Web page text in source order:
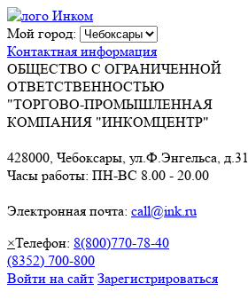
Мой город:
Контактная информация
ОБЩЕСТВО С ОГРАНИЧЕННОЙ
ОТВЕТСТВЕННОСТЬЮ
"ТОРГОВО-ПРОМЫШЛЕННАЯ
КОМПАНИЯ "ИНКОМЦЕНТР"
428000, Чебоксары, ул.Ф.Энгельса, д.31
Часы работы: ПН-ВС 8.00 - 20.00
Электронная почта: call@ink.ru
×Телефон: 8(800)770-78-40
(8352) 700-800
Войти на сайт Зарегистрироваться